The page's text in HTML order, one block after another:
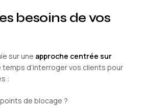
besoins de vos
sur une approche centrée sur
temps d’interroger vos clients pour
:
de blocage ?